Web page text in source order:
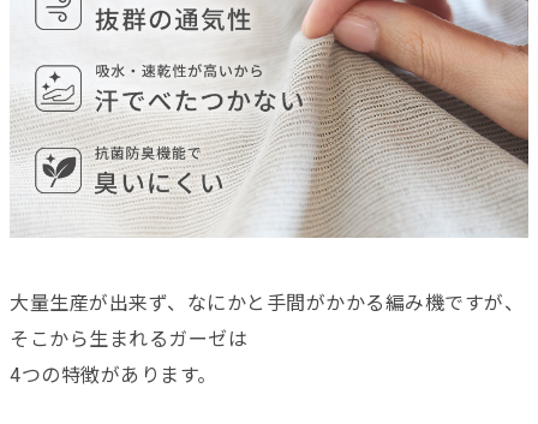
大量生産が出来ず、なにかと手間がかかる編み機ですが、
そこから生まれるガーゼは
4つの特徴があります。